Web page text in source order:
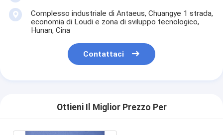
Complesso industriale di Antaeus, Chuangye 1 strada,
economia di Loudi e zona di sviluppo tecnologico,
Hunan, Cina
Contattaci
Ottieni Il Miglior Prezzo Per